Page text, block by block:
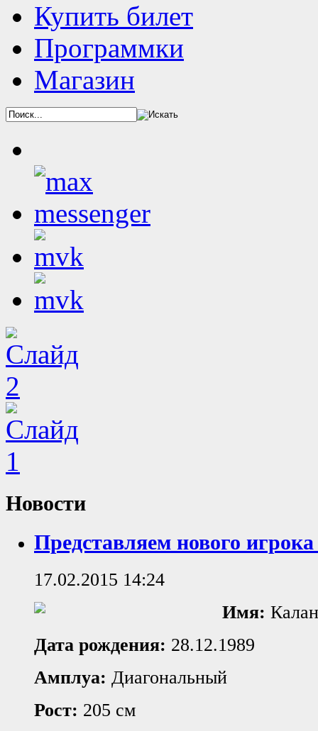
Купить билет
Программки
Магазин
Новости
Представляем нового
17.02.2015 14:24
Имя:
Дата рождения: 28.12.1989
Амплуа: Диагональный
Рост: 205 см